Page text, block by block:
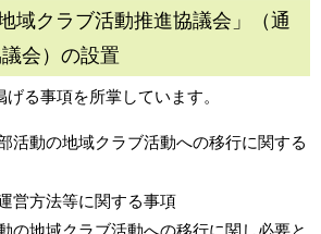
域クラブ活動推進協議会」（通
会）の設置
る事項を所掌しています。
活動の地域クラブ活動への移行に関する
営方法等に関する事項